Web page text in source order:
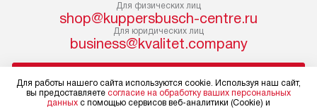
учитывать, что если размеры
прибора не позволяют ему пройти
через дверной проем, сотрудники
транспортной службы не могут
демонтировать дверцы, ручки или
другие выступающие элементы, так
разблокировку
соединение
монтаж
на место с
Для физических лиц
shop@kuppersbusch-centre.ru
Для юридических лиц
business@kvalitet.company
Для работы нашего сайта используются cookie. Используя наш сайт,
вы предоставляете согласие на обработку ваших персональных
данных с помощью сервисов веб-аналитики (Cookie) и